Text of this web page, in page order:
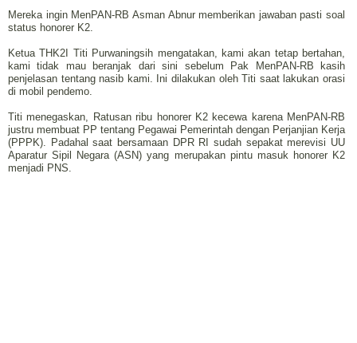
Mereka ingin MenPAN-RB Asman Abnur memberikan jawaban pasti soal
status honorer K2.
Ketua THK2I Titi Purwaningsih mengatakan, kami akan tetap bertahan,
kami tidak mau beranjak dari sini sebelum Pak MenPAN-RB kasih
penjelasan tentang nasib kami. Ini dilakukan oleh Titi saat lakukan orasi
di mobil pendemo.
Titi menegaskan, Ratusan ribu honorer K2 kecewa karena MenPAN-RB
justru membuat PP tentang Pegawai Pemerintah dengan Perjanjian Kerja
(PPPK). Padahal saat bersamaan DPR RI sudah sepakat merevisi UU
Aparatur Sipil Negara (ASN) yang merupakan pintu masuk honorer K2
menjadi PNS.